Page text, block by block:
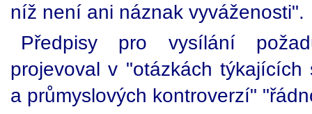
níž není ani náznak vyváženosti".
Předpisy pro vysílání
projevoval v "otázkách týkajících
a průmyslových kontroverzí"